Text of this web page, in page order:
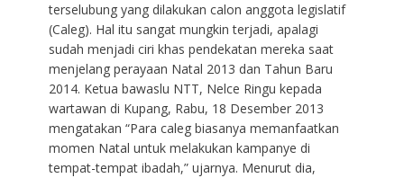
terselubung yang dilakukan calon anggota legislatif
(Caleg). Hal itu sangat mungkin terjadi, apalagi
sudah menjadi ciri khas pendekatan mereka saat
menjelang perayaan Natal 2013 dan Tahun Baru
2014. Ketua bawaslu NTT, Nelce Ringu kepada
wartawan di Kupang, Rabu, 18 Desember 2013
mengatakan “Para caleg biasanya memanfaatkan
momen Natal untuk melakukan kampanye di
tempat-tempat ibadah,” ujarnya. Menurut dia,